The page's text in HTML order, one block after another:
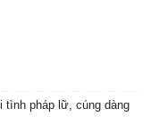
tình pháp lữ, cúng dàng